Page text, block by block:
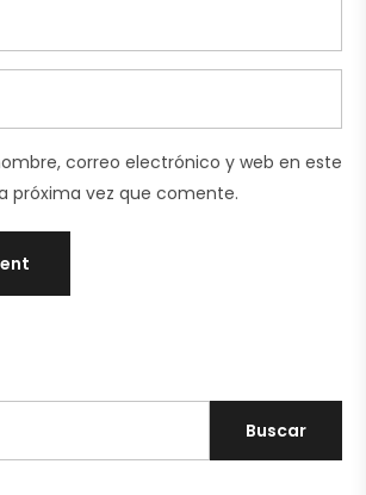
Buscar
correo electrónico y web en este
próxima vez que comente.